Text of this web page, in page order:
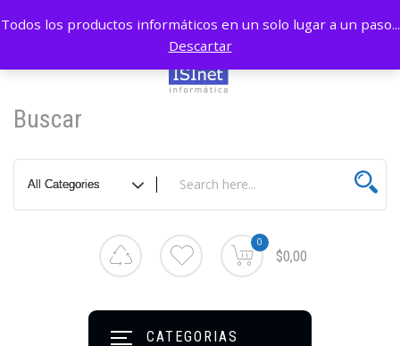
Buscar
0
$0,00
CATEGORIAS
Todos los productos informáticos en un solo lugar a un paso...
Descartar